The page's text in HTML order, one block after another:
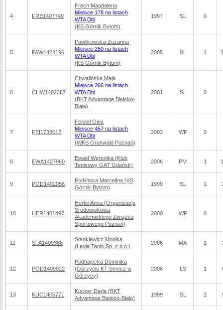
4 FRE1407749
Fręch Magdalena
Miejsce 178 na listach
WTA Dbl
(KS Górnik Bytom)
1997 SL 0
5 PAW1428196
Pawlikowska Zuzanna
Miejsce 250 na listach
WTA Dbl
(KS Górnik Bytom)
2005 SL 1
6 CHW1402387
Chwalińska Maja
Miejsce 266 na listach
WTA Dbl
(BKT Advantage Bielsko-
Biała)
2001 SL 0
7 FEI1738012
Feistel Gina
Miejsce 457 na listach
WTA Dbl
(WKS Grunwald Poznań)
2003 WP 0
8 EWA1427960
Ewald Weronika (Klub
Tenisowy GAT Gdańsk)
2006 PM 1
9 POD1402056
Podlińska Marcelina (KS
Górnik Bytom)
1999 SL 1
10 HER1401497
Hertel Anna (Organizacja
Środowiskowa
Akademickiego Związku
Sportowego Poznań)
2000 WP 0
11 STA1409366
Stankiewicz Monika
(Legia Tenis Sp. z o.o.)
2006 MA 1
12 POD1409022
Podhajecka Dominika
(Górzycki KT Smecz w
Górzycy)
2006 LS 1
13 KUC1405771
Kuczer Daria (BKT
Advantage Bielsko-Biała)
1999 SL 1